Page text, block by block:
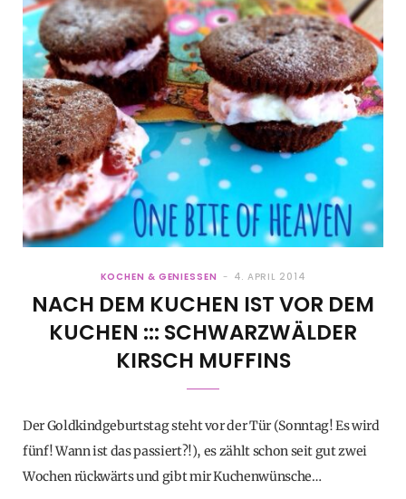
KOCHEN & GENIESSEN 4. APRIL 2014
NACH DEM KUCHEN IST VOR DEM
KUCHEN ::: SCHWARZWÄLDER
KIRSCH MUFFINS
Der Goldkindgeburtstag steht vor der Tür (Sonntag! Es wird
fünf! Wann ist das passiert?!), es zählt schon seit gut zwei
Wochen rückwärts und gibt mir Kuchenwünsche…